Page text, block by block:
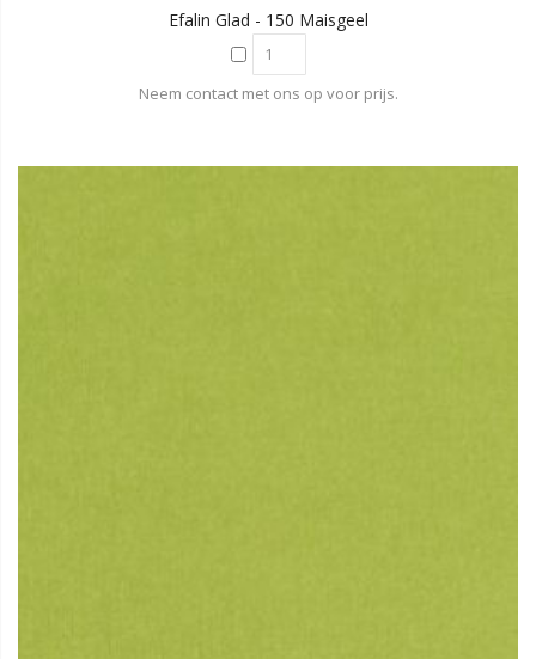
Efalin Glad - 150 Maisgeel
Neem contact met ons op voor prijs.